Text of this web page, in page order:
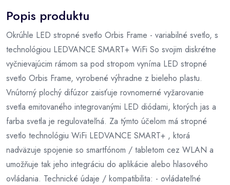
Popis produktu
Okrúhle LED stropné svetlo Orbis Frame - variabilné svetlo, s
technológiou LEDVANCE SMART+ WiFi So svojim diskrétne
vyčnievajúcim rámom sa pod stropom vyníma LED stropné
svetlo Orbis Frame, vyrobené výhradne z bieleho plastu.
Vnútorný plochý difúzor zaisťuje rovnomerné vyžarovanie
svetla emitovaného integrovanými LED diódami, ktorých jas a
farba svetla je regulovateľná. Za týmto účelom má stropné
svetlo technológiu WiFi LEDVANCE SMART+ , ktorá
nadväzuje spojenie so smartfónom / tabletom cez WLAN a
umožňuje tak jeho integráciu do aplikácie alebo hlasového
ovládania. Technické údaje / kompatibilita: - ovládateľné